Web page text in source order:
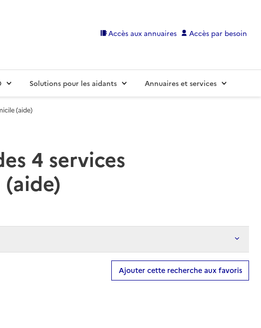
Accès aux annuaires Accès par besoin
Solutions pour les aidants Annuaires et services
(aide)
4 services
Ajouter cette recherche aux favoris